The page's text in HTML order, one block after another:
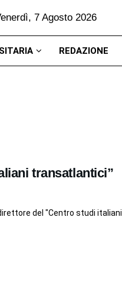
7 Agosto 2026
REDAZIONE
transatlantici”
del "Centro studi italiani